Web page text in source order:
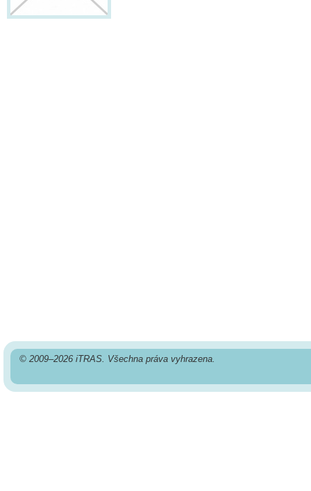
© 2009–2026 iTRAS. Všechna práva vyhrazena.